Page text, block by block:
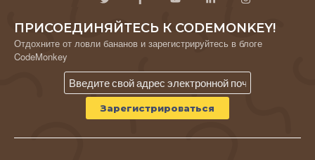
ПРИСОЕДИНЯЙТЕСЬ К CODEMONKEY!
Отдохните от ловли бананов и зарегистрируйтесь в блоге
CodeMonkey